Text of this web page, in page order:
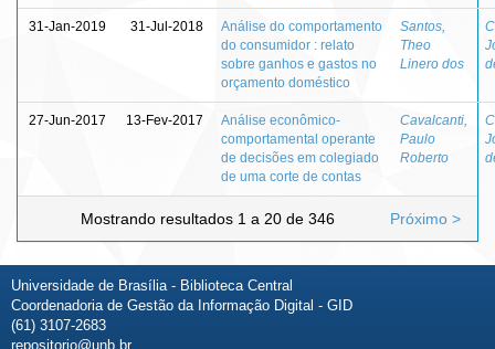
31-Jan-2019 31-Jul-2018
Análise do comportamento
do consumidor : relato
sobre ganhos e gastos no
orçamento doméstico
Santos,
Theo
Linero dos
27-Jun-2017 13-Fev-2017
Análise econômico-
comportamental operante
de decisões em colegiado
de uma corte de contas
Cavalcanti,
Paulo
Roberto
Mostrando resultados 1 a 20 de 346 Próximo >
Universidade de Brasília - Biblioteca Central
Coordenadoria de Gestão da Informação Digital - GID
(61) 3107-2683
repositorio@unb.br